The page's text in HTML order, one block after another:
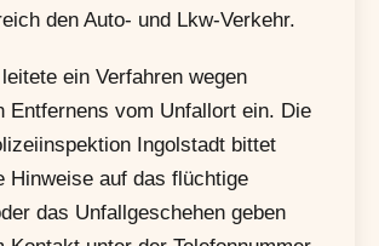
den Auto- und Lkw-Verkehr.
ein Verfahren wegen
Entfernens vom Unfallort ein. Die
Ingolstadt bittet
Hinweise auf das flüchtige
das Unfallgeschehen geben